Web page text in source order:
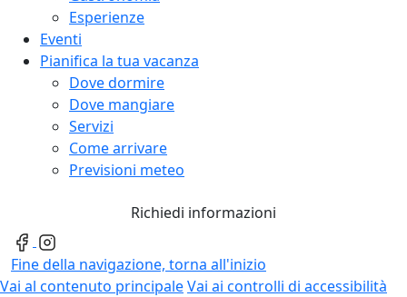
Esperienze
Eventi
Pianifica la tua vacanza
Dove dormire
Dove mangiare
Servizi
Come arrivare
Previsioni meteo
Richiedi informazioni
Fine della navigazione, torna all'inizio
Vai al contenuto principaleVai ai controlli di accessibilità